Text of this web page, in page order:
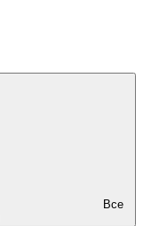
Все